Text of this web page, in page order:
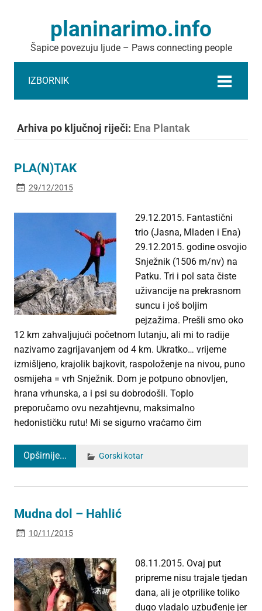
planinarimo.info
Šapice povezuju ljude – Paws connecting people
IZBORNIK
Arhiva po ključnoj riječi: Ena Plantak
PLA(N)TAK
29/12/2015
29.12.2015. Fantastični
trio (Jasna, Mladen i Ena)
29.12.2015. godine osvojio
Snježnik (1506 m/nv) na
Patku. Tri i pol sata čiste
uživancije na prekrasnom
suncu i još boljim
pejzažima. Prešli smo oko
12 km zahvaljujući početnom lutanju, ali mi to radije
nazivamo zagrijavanjem od 4 km. Ukratko… vrijeme
izmišljeno, krajolik bajkovit, raspoloženje na nivou, puno
osmijeha = vrh Snježnik. Dom je potpuno obnovljen,
hrana vrhunska, a i psi su dobrodošli. Toplo
preporučamo ovu nezahtjevnu, maksimalno
hedonističku rutu! Mi se sigurno vraćamo čim
Opširnije... Gorski kotar
Mudna dol – Hahlić
10/11/2015
08.11.2015. Ovaj put
pripreme nisu trajale tjedan
dana, ali je otprilike toliko
dugo vladalo uzbuđenje jer